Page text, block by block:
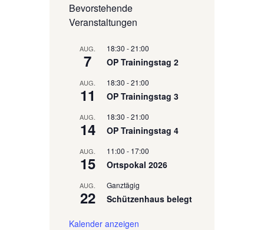
Bevorstehende
Veranstaltungen
AUG.
7
18:30 -21:00
OP Trainingstag 2
AUG.
11
18:30 -21:00
OP Trainingstag 3
AUG.
14
18:30 -21:00
OP Trainingstag 4
AUG.
15
11:00 - 17:00
Ortspokal 2026
AUG.
22
Ganztägig
Schützenhaus belegt
Kalender anzeigen